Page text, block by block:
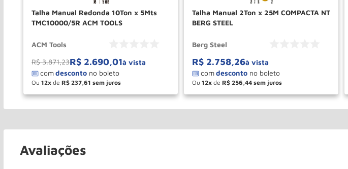
Talha Manual Redonda 10Ton x 5Mts
TMC10000/5R ACM TOOLS
ACM Tools
R$ 3.871,23R$ 2.690,01à vista
Ou 12 de R$ 237,61
＋
－ COMPRAR
Talha Manual 2Ton x 25M COMPACTA NT
BERG STEEL
Berg Steel
R$ 2.758,26à vista
Ou 12 de R$ 256,44
＋
－ COMPRAR
Avaliações